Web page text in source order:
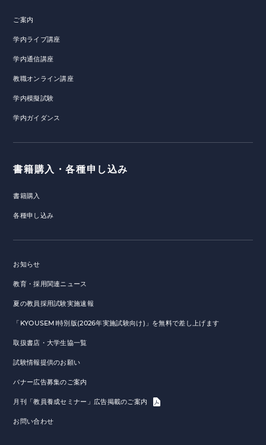
ご案内
学内ライブ講座
学内通信講座
教職オンライン講座
学内模擬試験
学内ガイダンス
書籍購入・各種申し込み
書籍購入
各種申し込み
お知らせ
教育・採用関連ニュース
夏の教員採用試験実施速報
「KYOUSEMI特別版(2026年実施試験向け)」を無料で差し上げます
取扱書店・大学生協一覧
試験情報提供のお願い
バナー広告募集のご案内
月刊「教員養成セミナー」広告掲載のご案内
お問い合わせ